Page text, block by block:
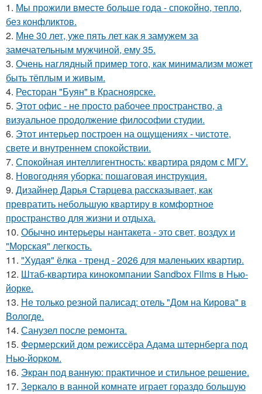
1. Мы прожили вместе больше года - спокойно, тепло,
без конфликтов.
2. Мне 30 лет, уже пять лет как я замужем за
замечательным мужчиной, ему 35.
3. Очень наглядный пример того, как минимализм может
быть тёплым и живым.
4. Ресторан "Буян" в Красноярске.
5. Этот офис - не просто рабочее пространство, а
визуальное продолжение философии студии.
6. Этот интерьер построен на ощущениях - чистоте,
свете и внутреннем спокойствии.
7. Спокойная интеллигентность: квартира рядом с МГУ.
8. Новогодняя уборка: пошаговая инструкция.
9. Дизайнер Дарья Старцева рассказывает, как
превратить небольшую квартиру в комфортное
пространство для жизни и отдыха.
10. Обычно интерьеры нантакета - это свет, воздух и
"Морская" легкость.
11. "Худая" ёлка - тренд - 2026 для маленьких квартир.
12. Штаб-квартира кинокомпании Sandbox Films в Нью-
йорке.
13. Не только резной палисад: отель "Дом на Кирова" в
Вологде.
14. Санузел после ремонта.
15. Фермерский дом режиссёра Адама штернберга под
Нью-йорком.
16. Экран под ванную: практичное и стильное решение.
17. Зеркало в ванной комнате играет гораздо большую